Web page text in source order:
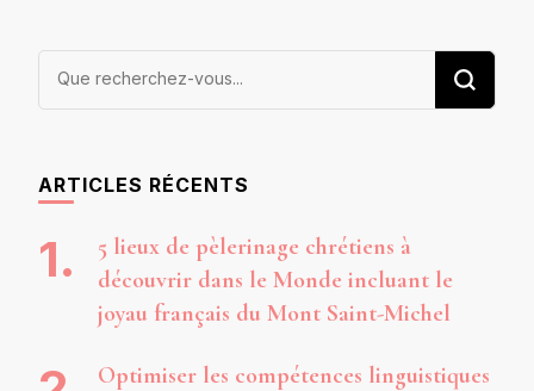
Vous
ARTICLES RÉCENTS
5 lieux de pèlerinage chrétiens à
découvrir dans le Monde incluant le
joyau français du Mont Saint-Michel
Optimiser les compétences linguistiques